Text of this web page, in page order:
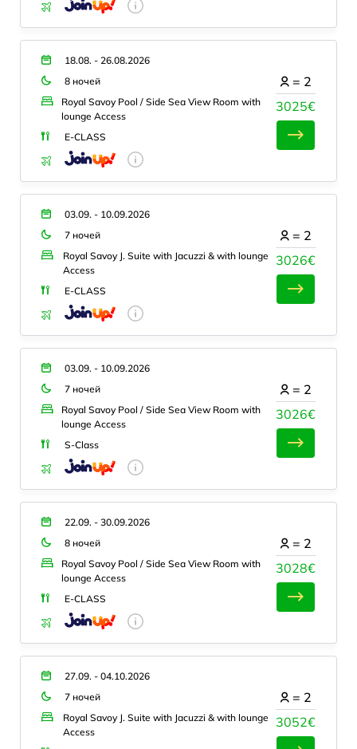
18.08. - 26.08.2026
8 ночей
Royal Savoy Pool / Side Sea View Room with
lounge Access
E-CLASS
3025€
= 2
03.09. - 10.09.2026
7 ночей
Royal Savoy J. Suite with Jacuzzi & with lounge
Access
E-CLASS
3026€
= 2
03.09. - 10.09.2026
7 ночей
Royal Savoy Pool / Side Sea View Room with
lounge Access
S-Class
3026€
= 2
22.09. - 30.09.2026
8 ночей
Royal Savoy Pool / Side Sea View Room with
lounge Access
E-CLASS
3028€
= 2
27.09. - 04.10.2026
7 ночей
Royal Savoy J. Suite with Jacuzzi & with lounge
Access
3052€
= 2